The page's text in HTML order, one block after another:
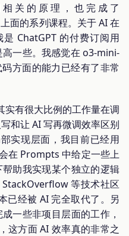
关的原理，也完成了
面的系列课程。关于 AI 在
ChatGPT 的付费订阅用
高一些。我感觉在 o3-mini-
方面的能力已经有了非常
实有很大比例的工作量在调
和让 AI 写再微调效率区别
实现层面，我目前已经用
在 Prompts 中给定一些上
助我实现某个独立的逻辑
等技术社区
已经被 AI 完全取代了。另
一些非项目层面的工作，
这方面 AI 效率真的非常之